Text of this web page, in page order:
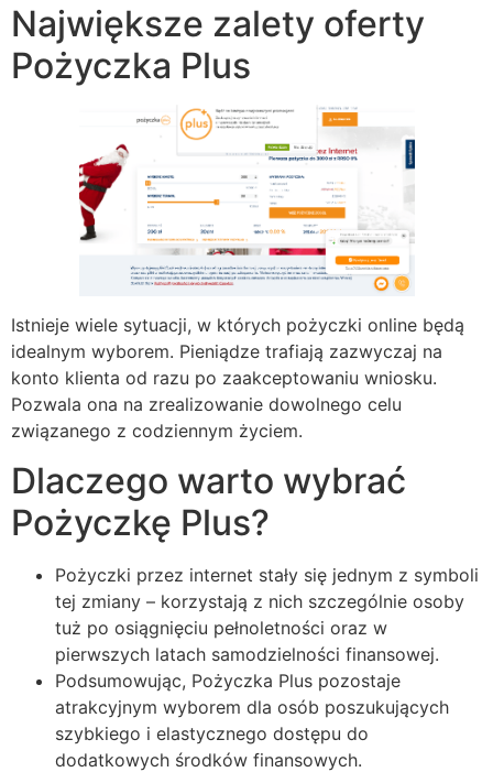
Największe zalety oferty
Pożyczka Plus
Istnieje wiele sytuacji, w których pożyczki online będą
idealnym wyborem. Pieniądze trafiają zazwyczaj na
konto klienta od razu po zaakceptowaniu wniosku.
Pozwala ona na zrealizowanie dowolnego celu
związanego z codziennym życiem.
Dlaczego warto wybrać
Pożyczkę Plus?
Pożyczki przez internet stały się jednym z symboli
tej zmiany – korzystają z nich szczególnie osoby
tuż po osiągnięciu pełnoletności oraz w
pierwszych latach samodzielności finansowej.
Podsumowując, Pożyczka Plus pozostaje
atrakcyjnym wyborem dla osób poszukujących
szybkiego i elastycznego dostępu do
dodatkowych środków finansowych.